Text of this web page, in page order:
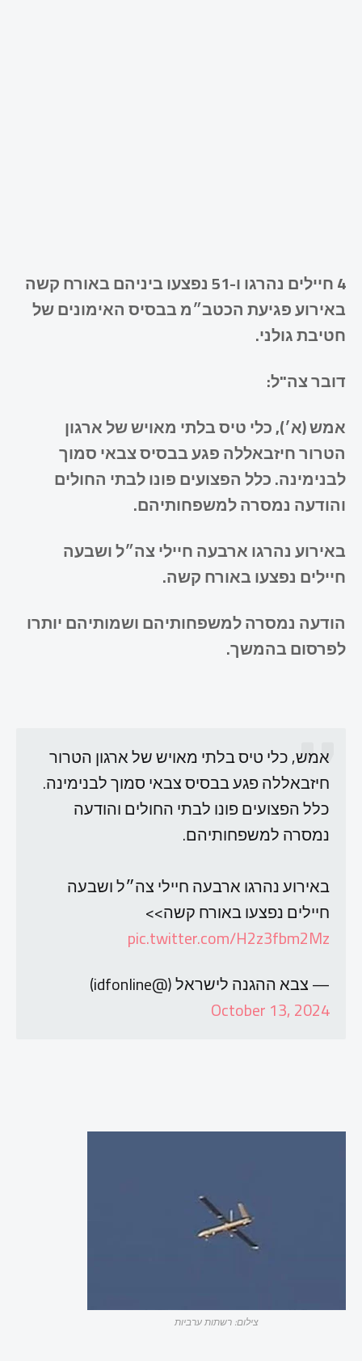
4 חיילים נהרגו ו-51 נפצעו ביניהם באורח קשה
באירוע פגיעת הכטב״מ בבסיס האימונים של
חטיבת גולני.
דובר צה"ל:
אמש (א׳), כלי טיס בלתי מאויש של ארגון
הטרור חיזבאללה פגע בבסיס צבאי סמוך
לבנימינה. כלל הפצועים פונו לבתי החולים
והודעה נמסרה למשפחותיהם.
באירוע נהרגו ארבעה חיילי צה״ל ושבעה
חיילים נפצעו באורח קשה.
הודעה נמסרה למשפחותיהם ושמותיהם יותרו
לפרסום בהמשך.
אמש, כלי טיס בלתי מאויש של ארגון הטרור
חיזבאללה פגע בבסיס צבאי סמוך לבנימינה.
כלל הפצועים פונו לבתי החולים והודעה
נמסרה למשפחותיהם.
באירוע נהרגו ארבעה חיילי צה״ל ושבעה
חיילים נפצעו באורח קשה>>
pic.twitter.com/H2z3fbm2Mz
— צבא ההגנה לישראל (@idfonline)
October 13, 2024
צילום: רשתות ערביות